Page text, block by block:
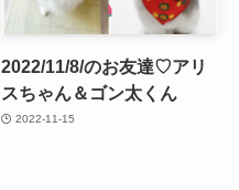
2022/11/8/のお友達♡アリ
スちゃん＆ゴン太くん
2022-11-15